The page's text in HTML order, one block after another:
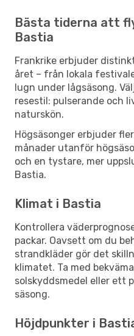
Bästa tiderna att
Bastia
Frankrike erbjuder
året – från lokala
lugn under lågsäsong.
resestil: pulserande och
naturskön.
Högsäsonger erbjuder
månader utanför
och en tystare, mer
Bastia.
Klimat i Bastia
Kontrollera
packar. Oavsett om du
strandkläder gör det
klimatet. Ta med
solskyddsmedel eller ett
säsong.
Höjdpunkter i